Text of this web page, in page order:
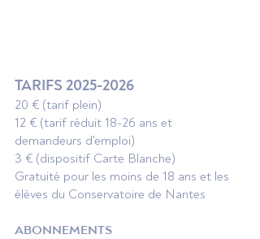
TARIFS 2025-2026
20 € (tarif plein)
12 € (tarif réduit 18-26 ans et
demandeurs d'emploi)
3 € (dispositif Carte Blanche)
Gratuité pour les moins de 18 ans et les
élèves du Conservatoire de Nantes
ABONNEMENTS